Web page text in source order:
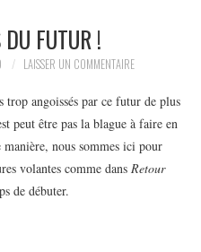
FUTUR !
LAISSER UN COMMENTAIRE
angoissés par ce futur de plus
peut être pas la blague à faire en
manière, nous sommes ici pour
volantes comme dansRetour
de débuter.